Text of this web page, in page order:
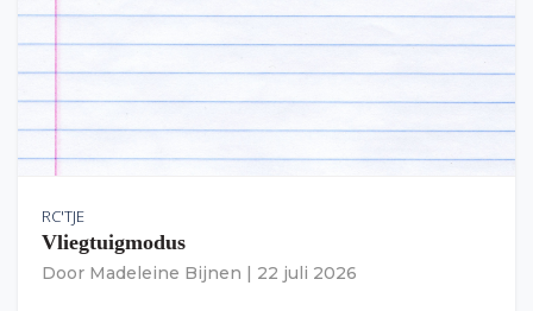
RC'TJE
Vliegtuigmodus
Door Madeleine Bijnen 22 juli 2026